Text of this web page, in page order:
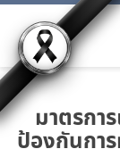
มาตรกา
ป้องกันกา